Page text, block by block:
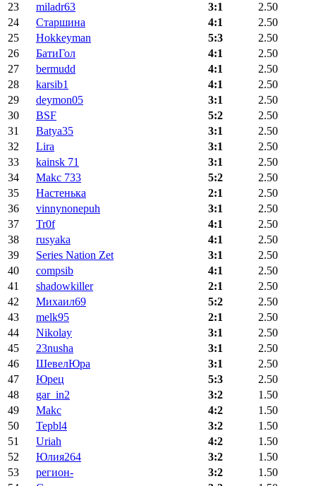
23
miladr63 3:1
2.50
24
Старшина 4:1
2.50
25
Hokkeyman 5:3
2.50
26
БатиГол 4:1
2.50
27
bermudd 4:1
2.50
28
karsib1 4:1
2.50
29
deymon05 3:1
2.50
30
BSF 5:2
2.50
31
Batya35 3:1
2.50
32
Lira 3:1
2.50
33
kainsk 71 3:1
2.50
34
Makc 733 5:2
2.50
35
Настенька 2:1
2.50
36
vinnynonepuh 3:1
2.50
37
Tr0f 4:1
2.50
38
rusyaka 4:1
2.50
39
Series Nation Zet 3:1
2.50
40
compsib 4:1
2.50
41
shadowkiller 2:1
2.50
42
Михаил69 5:2
2.50
43
melk95 2:1
2.50
44
Nikolay 3:1
2.50
45
23nusha 3:1
2.50
46
ШевелЮра 3:1
2.50
47
Юрец 5:3
2.50
48
gar_in2 3:2
1.50
49
Makc 4:2
1.50
50
Tepbl4 3:2
1.50
51
Uriah 4:2
1.50
52
Юлия264 3:2
1.50
53
регион- 3:2
1.50